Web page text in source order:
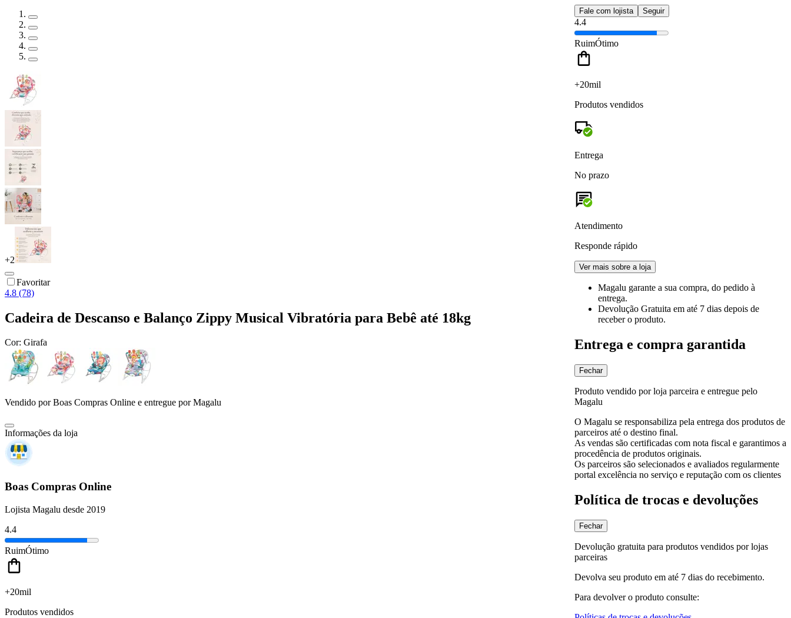
+2
Favoritar
4.8 (78)
Cadeira de Descanso e Balanço Zippy Musical Vibratória para Bebê até 18kg
Cor: Girafa
Vendido porBoas Compras Online e entregue por Magalu
Informações da loja
Boas Compras Online
Lojista Magalu desde 2019
4.4
RuimÓtimo
+20mil
Produtos vendidos
Fale com lojista Seguir
4.4
RuimÓtimo
+20mil
Produtos vendidos
Entrega
No prazo
Atendimento
Responde rápido
Ver mais sobre a loja
Magalu garante a sua compra, do pedido à
entrega.
Devolução Gratuita em até 7 dias depois de
receber o produto.
Entrega e compra garantida
Fechar
Produto vendido por loja parceira e entregue pelo
Magalu
O Magalu se responsabiliza pela entrega dos produtos de
parceiros até o destino final.
As vendas são certificadas com nota fiscal e garantimos a
procedência de produtos originais.
Os parceiros são selecionados e avaliados regularmente
portal excelência no serviço e reputação com os clientes
Política de trocas e devoluções
Fechar
Devolução gratuita para produtos vendidos por lojas
parceiras
Devolva seu produto em até 7 dias do recebimento.
Para devolver o produto consulte: